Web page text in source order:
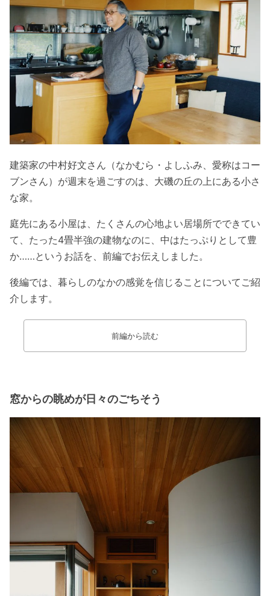
建築家の中村好文さん（なかむら・よしふみ、愛称はコー
ブンさん）が週末を過ごすのは、大磯の丘の上にある小さ
な家。
庭先にある小屋は、たくさんの心地よい居場所でできてい
て、たった4畳半強の建物なのに、中はたっぷりとして豊
か……というお話を、前編でお伝えしました。
後編では、暮らしのなかの感覚を信じることについてご紹
介します。
前編から読む
窓からの眺めが日々のごちそう